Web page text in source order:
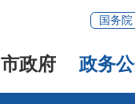
国务院
市政府 政务